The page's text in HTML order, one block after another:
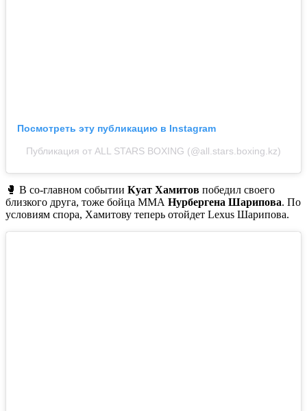
Посмотреть эту публикацию в Instagram
Публикация от ALL STARS BOXING (@all.stars.boxing.kz)
🥊 В со-главном событии Куат Хамитов победил своего
близкого друга, тоже бойца ММА Нурбергена Шарипова. По
условиям спора, Хамитову теперь отойдет Lexus Шарипова.